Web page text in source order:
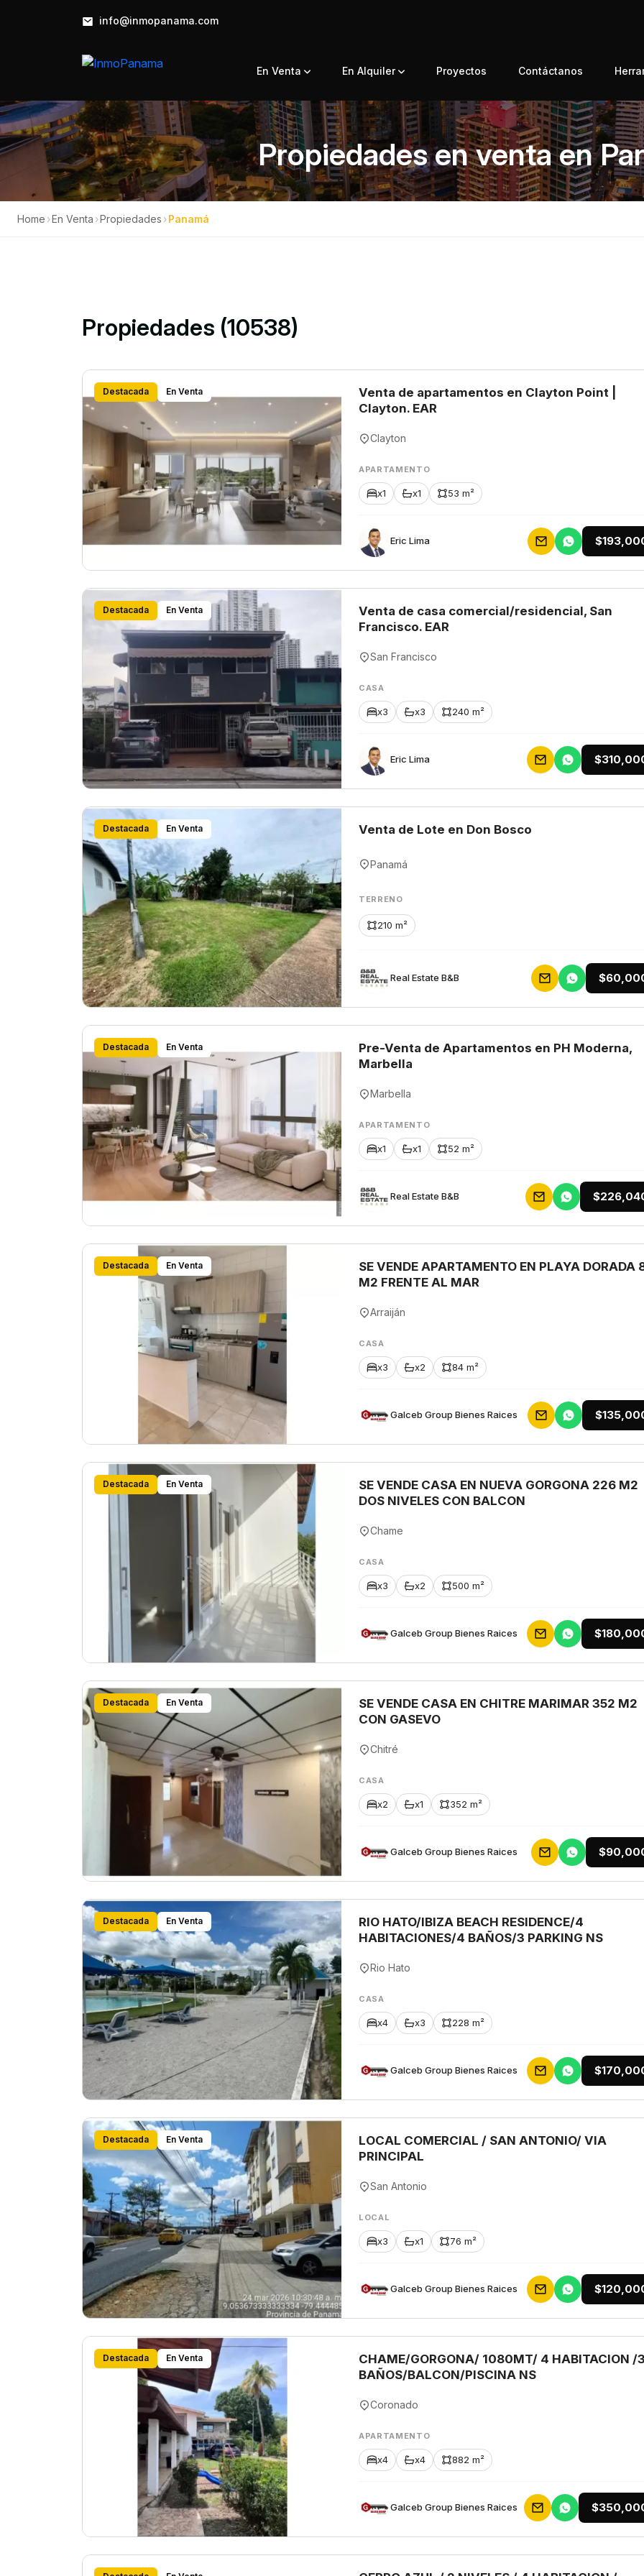
info@inmopanama.com
En Venta En Alquiler Proyectos Contáctanos
Propiedades en venta en
Home ›En Venta ›Propiedades ›Panamá
Propiedades (10538)
Destacada En Venta
Venta de apartamentos en Clayton Point |
Clayton. EAR
Clayton
APARTAMENTO
x1 x1 53 m²
Eric Lima
Destacada En Venta
Venta de casa comercial/residencial, San
Francisco. EAR
San Francisco
CASA
x3 x3 240 m²
Eric Lima
Destacada En Venta Venta de Lote en Don Bosco
Panamá
TERRENO
210 m²
Rеаl Еstаtе В&В
Destacada En Venta
Pre-Venta de Apartamentos en PH Moderna,
Marbella
Marbella
APARTAMENTO
x1 x1 52 m²
Rеаl Еstаtе В&В
Destacada En Venta
SE VENDE APARTAMENTO EN PLAYA DORADA
M2 FRENTE AL MAR
Arraiján
CASA
x3 x2 84 m²
Galceb Group Bienes Raices
Destacada En Venta
SE VENDE CASA EN NUEVA GORGONA 226 M2
DOS NIVELES CON BALCON
Chame
CASA
x3 x2 500 m²
Galceb Group Bienes Raices
Destacada En Venta
SE VENDE CASA EN CHITRE MARIMAR 352 M2
CON GASEVO
Chitré
CASA
x2 x1 352 m²
Galceb Group Bienes Raices
Destacada En Venta
RIO HATO/IBIZA BEACH RESIDENCE/4
HABITACIONES/4 BAÑOS/3 PARKING NS
Rio Hato
CASA
x4 x3 228 m²
Galceb Group Bienes Raices
Destacada En Venta
LOCAL COMERCIAL / SAN ANTONIO/ VIA
PRINCIPAL
San Antonio
LOCAL
x3 x1 76 m²
Galceb Group Bienes Raices
Destacada En Venta
CHAME/GORGONA/ 1080MT/ 4 HABITACION /
BAÑOS/BALCON/PISCINA NS
Coronado
APARTAMENTO
x4 x4 882 m²
Galceb Group Bienes Raices